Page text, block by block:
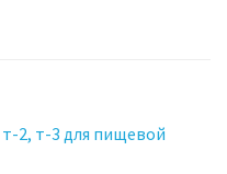
2, т-3 для пищевой